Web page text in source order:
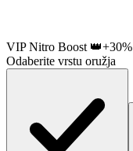
VIP Nitro Boost 👑+30%
Odaberite vrstu oružja